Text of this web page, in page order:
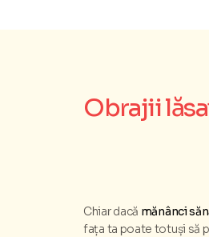
Obrajii
Chiar dacă mănânci
fața ta poate totuși să